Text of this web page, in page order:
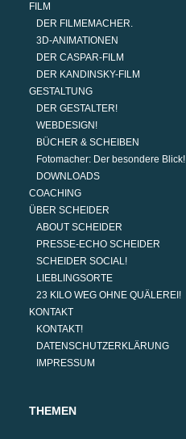
FILM
DER FILMEMACHER.
3D-ANIMATIONEN
DER CASPAR-FILM
DER KANDINSKY-FILM
GESTALTUNG
DER GESTALTER!
WEBDESIGN!
BÜCHER & SCHEIBEN
Fotomacher: Der besondere Blick!
DOWNLOADS
COACHING
ÜBER SCHEIDER
ABOUT SCHEIDER
PRESSE-ECHO SCHEIDER
SCHEIDER SOCIAL!
LIEBLINGSORTE
23 KILO WEG OHNE QUÄLEREI!
KONTAKT
KONTAKT!
DATENSCHUTZERKLÄRUNG
IMPRESSUM
THEMEN